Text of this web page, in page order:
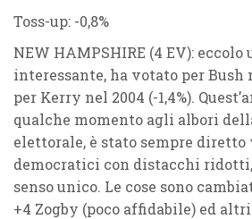
Toss-up: -0,8%
NEW HAMPSHIRE (4 EV): eccolo
interessante, ha votato per Bush
per Kerry nel 2004 (-1,4%).
qualche momento agli albori
elettorale, è stato sempre diretto
democratici con distacchi ridotti,
senso unico. Le cose sono
+4 Zogby (poco affidabile) ed altri